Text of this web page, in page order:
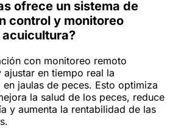
ofrece un sistema de
control y monitoreo
acuicultura?
con monitoreo remoto
en tiempo real la
jaulas de peces. Esto optimiza
la salud de los peces, reduce
y aumenta la rentabilidad de las